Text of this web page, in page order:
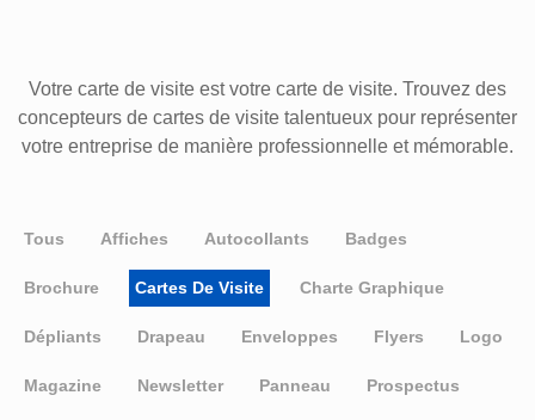
Votre carte de visite est votre carte de visite. Trouvez des
concepteurs de cartes de visite talentueux pour représenter
votre entreprise de manière professionnelle et mémorable.
Tous Affiches Autocollants Badges
Brochure Cartes De Visite Charte Graphique
Dépliants Drapeau Enveloppes Flyers Logo
Magazine Newsletter Panneau Prospectus